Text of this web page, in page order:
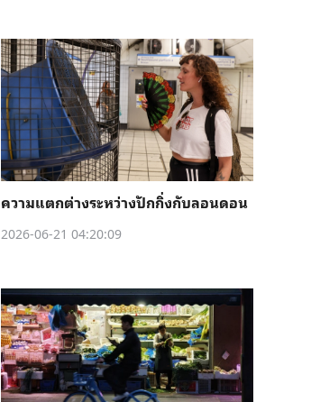
ความแตกต่างระหว่างปักกิ่งกับลอนดอน
2026-06-21 04:20:09